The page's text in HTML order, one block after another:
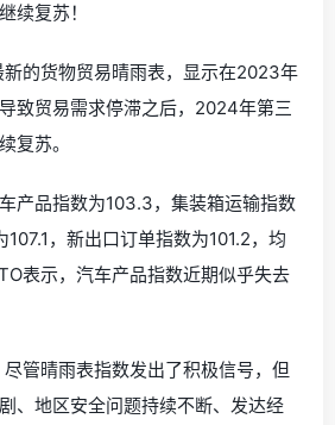
续复苏！
的货物贸易晴雨表，显示在2023年
致贸易需求停滞之后，2024年第三
复苏。
产品指数为103.3，集装箱运输指数
，新出口订单指数为101.2，均
表示，汽车产品指数近期似乎失去
管晴雨表指数发出了积极信号，但
、地区安全问题持续不断、发达经